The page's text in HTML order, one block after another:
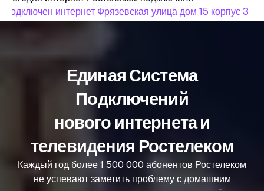
подключен интернет Фрязевская улица дом 15 корпус 3
Единая Система
Подключений
нового интернета и
телевидения Ростелеком
Каждый год более 1 500 000 абонентов Ростелеком
не успевают заметить проблему с домашним